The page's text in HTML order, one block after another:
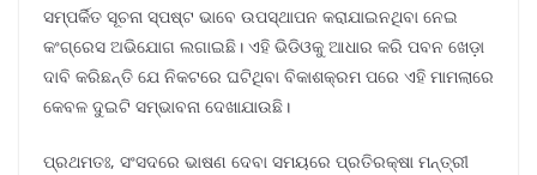
ସମ୍ପର୍କିତ ସୂଚନା ସ୍ପଷ୍ଟ ଭାବେ ଉପସ୍ଥାପନ କରାଯାଇନଥିବା ନେଇ
କଂଗ୍ରେସ ଅଭିଯୋଗ ଲଗାଇଛି। ଏହି ଭିଡିଓକୁ ଆଧାର କରି ପବନ ଖେଡ଼ା
ଦାବି କରିଛନ୍ତି ଯେ ନିକଟରେ ଘଟିଥିବା ବିକାଶକ୍ରମ ପରେ ଏହି ମାମଲାରେ
କେବଳ ଦୁଇଟି ସମ୍ଭାବନା ଦେଖାଯାଉଛି।
ପ୍ରଥମତଃ, ସଂସଦରେ ଭାଷଣ ଦେବା ସମୟରେ ପ୍ରତିରକ୍ଷା ମନ୍ତ୍ରୀ